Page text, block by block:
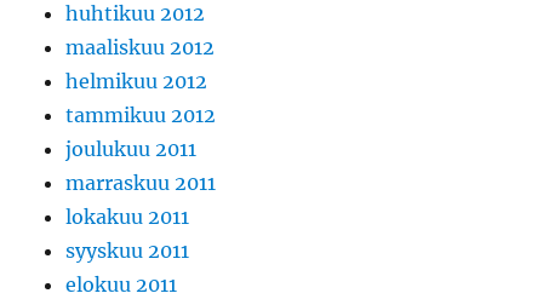
huhtikuu 2012
maaliskuu 2012
helmikuu 2012
tammikuu 2012
joulukuu 2011
marraskuu 2011
lokakuu 2011
syyskuu 2011
elokuu 2011